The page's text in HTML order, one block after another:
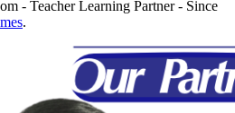
- Teacher Learning Partner - Since
.